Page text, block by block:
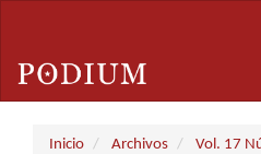
principal
Barra
Inicio Archivos
Vol. 17